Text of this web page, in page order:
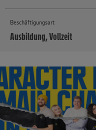
Beschäftigungsart
Ausbildung, Vollzeit